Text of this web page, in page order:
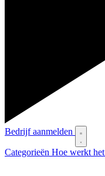
Bedrijf aanmelden
Categorieën Hoe werkt het